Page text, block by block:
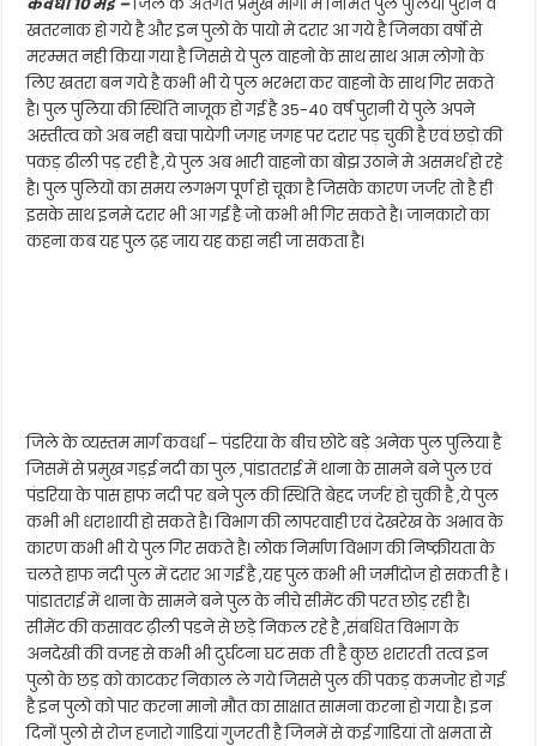
खतरनाक हो गये है और इन पुलो के पायो मे दरार आ गये है जिनका वर्षो से
मरम्मत नही किया गया है जिससे ये पुल वाहनो के साथ साथ आम लोगो के
लिए खतरा बन गये है कभी भी ये पुल भरभरा कर वाहनो के साथ गिर सकते
है। पुल पुलिया की स्थिति नाजूक हो गई है 35-40 वर्ष पुरानी ये पुले अपने
अस्तीत्व को अब नही बचा पायेगी जगह जगह पर दरार पड़ चुकी है एवं छड़ो की
पकड़ ढीली पड़ रही है ,ये पुल अब भारी वाहनो का बोझ उठाने मे असमर्थ हो रहे
है। पुल पुलियों का समय लगभग पूर्ण हो चूका है जिसके कारण जर्जर तो है ही
इसके साथ इनमे दरार भी आ गई है जो कभी भी गिर सकते है। जानकारो का
कहना कब यह पुल ढ़ह जाय यह कहा नही जा सकता है।
जिले के व्यस्तम मार्ग कवर्धा – पंडरिया के बीच छोटे बड़े अनेक पुल पुलिया है
जिसमें से प्रमुख गड़ई नदी का पुल ,पांडातराई में थाना के सामने बने पुल एवं
पंडरिया के पास हाफ नदी पर बने पुल की स्थिति बेहद जर्जर हो चुकी है ,ये पुल
कभी भी धराशायी हो सकते है। विभाग की लापरवाही एवं देखरेख के अभाव के
कारण कभी भी ये पुल गिर सकते है। लोक निर्माण विभाग की निष्क्रीयता के
चलते हाफ नदी पुल में दरार आ गई है ,यह पुल कभी भी जमींदोज हो सकती है ।
पांडातराई में थाना के सामने बने पुल के नीचे सीमेंट की परत छोड़ रही है।
सीमेंट की कसावट ढ़ीली पडने से छड़े निकल रहे है ,संबधित विभाग के
अनदेखी की वजह से कभी भी दुर्घटना घट सक ती है कुछ शरारती तत्व इन
पुलो के छड़ को काटकर निकाल ले गये जिससे पुल की पकड़ कमजोर हो गई
है इन पुलो को पार करना मानो मौत का साक्षात सामना करना हो गया है। इन
दिनों पुलो से रोज हजारो गाडियां गुजरती है जिनमें से कई गाडियां तो क्षमता से